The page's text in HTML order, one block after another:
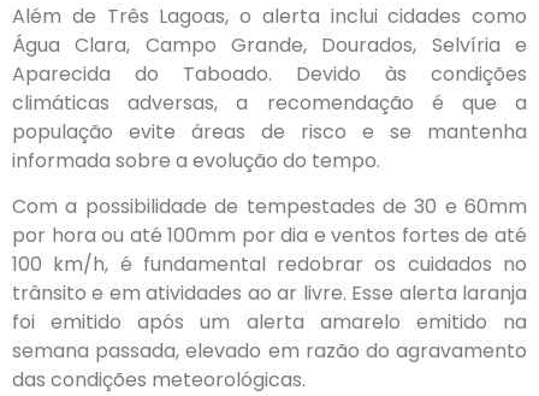
Além de Três Lagoas, o alerta inclui cidades como
Água Clara, Campo Grande, Dourados, Selvíria e
Aparecida do Taboado. Devido às condições
climáticas adversas, a recomendação é que a
população evite áreas de risco e se mantenha
informada sobre a evolução do tempo.
Com a possibilidade de tempestades de 30 e 60mm
por hora ou até 100mm por dia e ventos fortes de até
100 km/h, é fundamental redobrar os cuidados no
trânsito e em atividades ao ar livre. Esse alerta laranja
foi emitido após um alerta amarelo emitido na
semana passada, elevado em razão do agravamento
das condições meteorológicas.